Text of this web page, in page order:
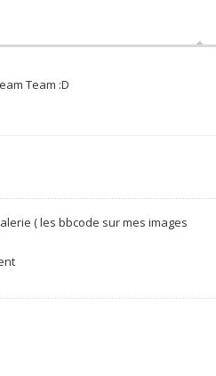
Team :D
( les bbcode sur mes images